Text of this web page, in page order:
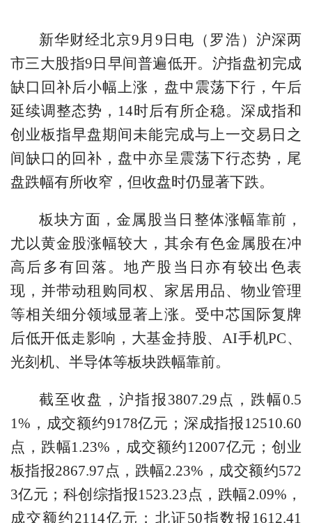
新华财经北京9月9日电（罗浩）沪深两
市三大股指9日早间普遍低开。沪指盘初完成
缺口回补后小幅上涨，盘中震荡下行，午后
延续调整态势，14时后有所企稳。深成指和
创业板指早盘期间未能完成与上一交易日之
间缺口的回补，盘中亦呈震荡下行态势，尾
盘跌幅有所收窄，但收盘时仍显著下跌。
板块方面，金属股当日整体涨幅靠前，
尤以黄金股涨幅较大，其余有色金属股在冲
高后多有回落。地产股当日亦有较出色表
现，并带动租购同权、家居用品、物业管理
等相关细分领域显著上涨。受中芯国际复牌
后低开低走影响，大基金持股、AI手机PC、
光刻机、半导体等板块跌幅靠前。
截至收盘，沪指报3807.29点，跌幅0.5
1%，成交额约9178亿元；深成指报12510.60
点，跌幅1.23%，成交额约12007亿元；创业
板指报2867.97点，跌幅2.23%，成交额约572
3亿元；科创综指报1523.23点，跌幅2.09%，
成交额约2114亿元；北证50指数报1612.41